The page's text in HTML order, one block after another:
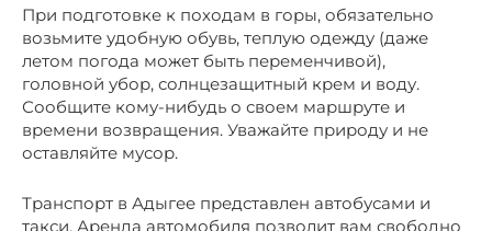
При подготовке к походам в горы, обязательно
возьмите удобную обувь, теплую одежду (даже
летом погода может быть переменчивой),
головной убор, солнцезащитный крем и воду.
Сообщите кому-нибудь о своем маршруте и
времени возвращения. Уважайте природу и не
оставляйте мусор.
Транспорт в Адыгее представлен автобусами и
такси. Аренда автомобиля позволит вам свободно